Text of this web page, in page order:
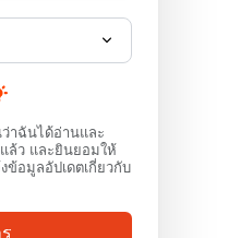
าฉันได้อ่านและ
แล้ว และยินยอมให้
ข้อมูลอัปเดตเกี่ยวกับ